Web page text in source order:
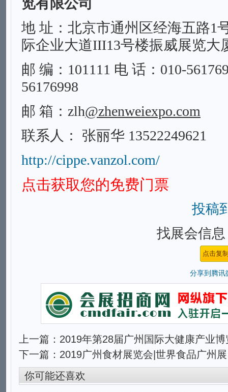
览有限公司
地 址：北京市通州区经海五路1
际企业大道III13号楼振威展览大
邮 编：101111 电 话：010-
56176998
邮 箱：zlh@zhenweiexpo.com
联系人： 张丽华 13522249621
http://cippe.vanzol.com/
点击获取您的免费门票
投稿
找展会信
分享到 腾讯
上一篇： 2019年第28届广州国际大健康产业博
下一篇： 2019广州食材展览会|世界食品广州展
你可能还喜欢